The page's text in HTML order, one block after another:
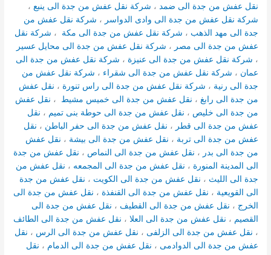
نقل عفش من جدة الى ضمد ، شركة نقل عفش من جدة الى ينبع ،
شركة نقل عفش من جدة الى وادى الدواسر ، شركة نقل عفش من
جدة الى مهد الذهب ، شركة نقل عفش من جدة الى مكة ، شركة نقل
عفش من جدة الى مصر ، شركة نقل عفش من جدة الى محايل عسير
، شركة نقل عفش من جدة الى عنيزة ، شركة نقل عفش من جدة الى
عمان ، شركة نقل عفش من جدة الى شقراء ، شركة نقل عفش من
جدة الى رنية ، شركة نقل عفش من جدة الى راس تنورة ، نقل عفش
من جدة الى رابغ ، نقل عفش من جدة الى خميس مشيط ، نقل عفش
من جدة الى خليص ، نقل عفش من جدة الى حوطة بنى تميم ، نقل
عفش من جدة الى قطر ، نقل عفش من جدة الى حفر الباطن ، نقل
عفش من جدة الى تربة ، نقل عفش من جدة الى بيشة ، نقل عفش
من جدة الى بدر ، نقل عفش من جدة الى النماص ، نقل عفش من جدة
الى المدينة المنورة ، نقل عفش من جدة الى المجمعه ، نقل عفش من
جدة الى الليث ، نقل عفش من جدة الى الكويت ، نقل عفش من جدة
الى القويعية ، نقل عفش من جدة الى القنفذة ، نقل عفش من جدة الى
الخرج ، نقل عفش من جدة الى القطيف ، نقل عفش من جدة الى
القصيم ، نقل عفش من جدة الى العلا ، نقل عفش من جدة الى الطائف
، نقل عفش من جدة الى الزلفى ، نقل عفش من جدة الى الرس ، نقل
عفش من جدة الى الدوادمى ، نقل عفش من جدة الى الدمام ، نقل